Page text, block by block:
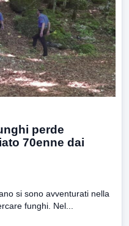
perde
70enne dai
si sono avventurati nella
funghi. Nel...